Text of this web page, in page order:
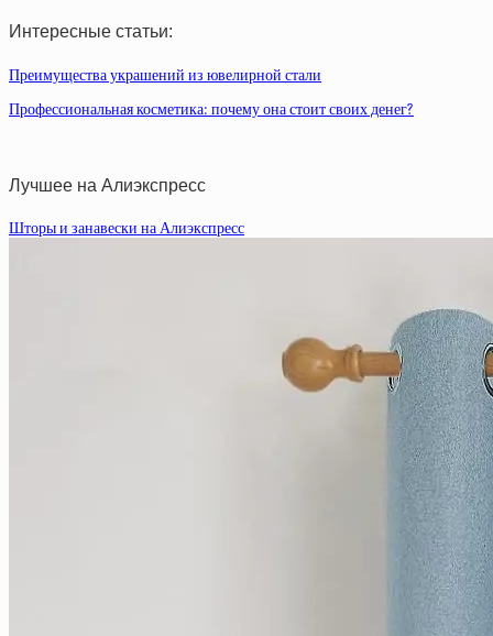
Интересные статьи:
Преимущества украшений из ювелирной стали
Профессиональная косметика: почему она стоит своих денег?
Лучшее на Алиэкспресс
Шторы и занавески на Алиэкспресс